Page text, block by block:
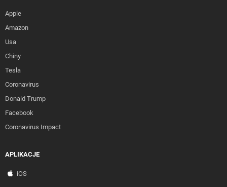
Apple
Amazon
Usa
Chiny
Tesla
Coronavirus
Donald Trump
Facebook
Coronavirus Impact
APLIKACJE
iOS